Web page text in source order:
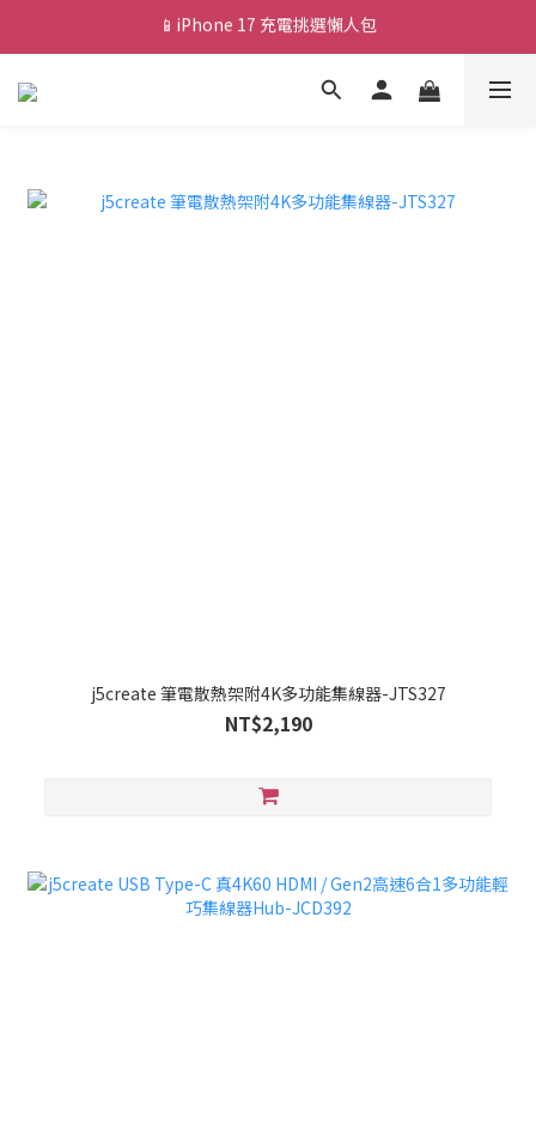
💰新會員送 $88 購物金
🎟️ 去領優惠券 ▶▶
j5create 筆電散熱架附4K多功能集線器-JTS327
NT$2,190